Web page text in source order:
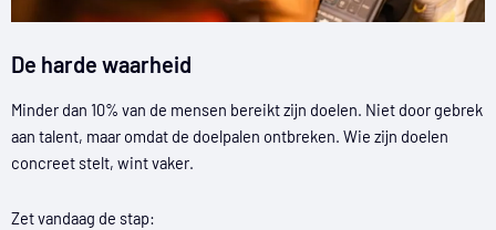
De harde waarheid
Minder dan 10% van de mensen bereikt zijn doelen. Niet door gebrek
aan talent, maar omdat de doelpalen ontbreken. Wie zijn doelen
concreet stelt, wint vaker.
Zet vandaag de stap: